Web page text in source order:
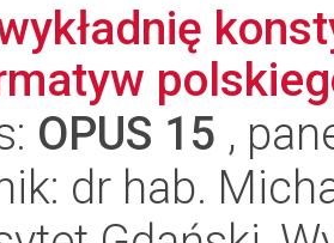
OPUS 15 ,
dr hab.